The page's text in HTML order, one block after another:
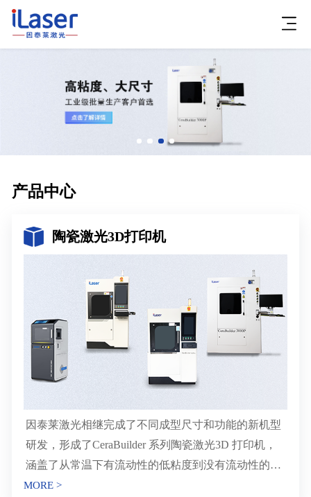
产品中心
陶瓷激光3D打印机
因泰莱激光相继完成了不同成型尺寸和功能的新机型
研发，形成了CeraBuilder 系列陶瓷激光3D 打印机，
涵盖了从常温下有流动性的低粘度到没有流动性的高
粘度陶瓷材料打印成型。
MORE >